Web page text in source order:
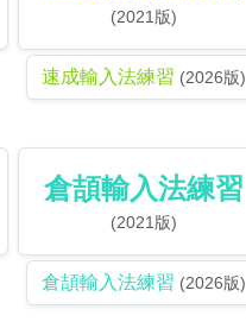
(2021版)
速成輸入法練習 (2026版)
倉頡輸入法練習
(2021版)
倉頡輸入法練習 (2026版)